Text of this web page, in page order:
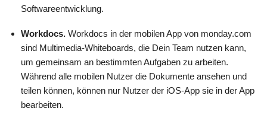
Softwareentwicklung.
Workdocs. Workdocs in der mobilen App von monday.com
sind Multimedia-Whiteboards, die Dein Team nutzen kann,
um gemeinsam an bestimmten Aufgaben zu arbeiten.
Während alle mobilen Nutzer die Dokumente ansehen und
teilen können, können nur Nutzer der iOS-App sie in der App
bearbeiten.